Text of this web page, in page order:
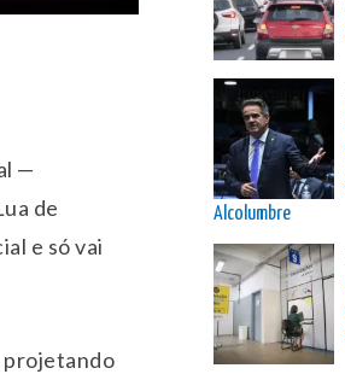
—
de
e só vai
projetando
Alcolumbre